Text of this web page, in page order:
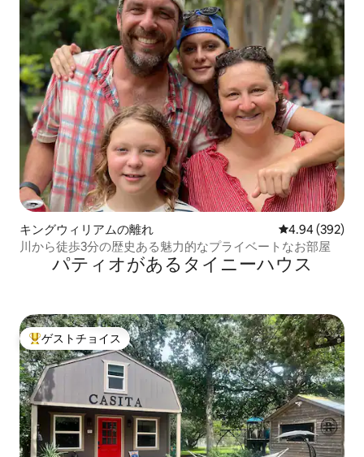
キングウィリアムの離れ レビュー392
4.94 (392)
川から徒歩3分の歴史ある魅力的なプライベートなお部屋
パティオがあるタイニーハウス
大好評のゲストチョイスです。
ゲストチョイス